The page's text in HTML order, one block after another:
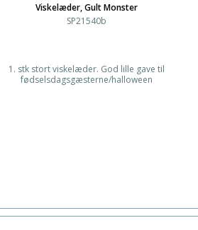
Viskelæder, Gult Monster
SP21540b
1. stk stort viskelæder. God lille gave til
fødselsdagsgæsterne/halloween